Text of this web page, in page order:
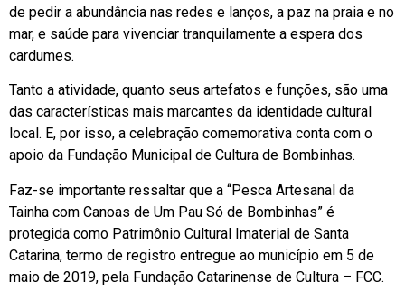
de pedir a abundância nas redes e lanços, a paz na praia e no
mar, e saúde para vivenciar tranquilamente a espera dos
cardumes.
Tanto a atividade, quanto seus artefatos e funções, são uma
das características mais marcantes da identidade cultural
local. E, por isso, a celebração comemorativa conta com o
apoio da Fundação Municipal de Cultura de Bombinhas.
Faz-se importante ressaltar que a “Pesca Artesanal da
Tainha com Canoas de Um Pau Só de Bombinhas” é
protegida como Patrimônio Cultural Imaterial de Santa
Catarina, termo de registro entregue ao município em 5 de
maio de 2019, pela Fundação Catarinense de Cultura – FCC.